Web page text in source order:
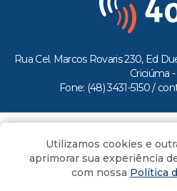
Rua Cel. Marcos Rovaris 230, Ed
Criciúma -
Fone: (48) 3431-5150 /
Todos os direitos
Utilizamos cookies e
aprimorar sua experiência
com nossa Política